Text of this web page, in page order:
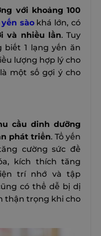
với khoảng 100
sàokhá lớn, có
và nhiều lần. Tuy
biết 1 lạng yến ăn
lượng hợp lý cho
một số gợi ý cho
cầu dinh dưỡng
phát triển. Tổ yến
cường sức đề
kích thích tăng
trí nhớ và tập
có thể dễ bị dị
thận trọng khi cho